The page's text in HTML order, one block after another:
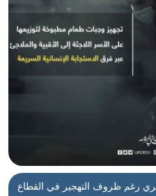
رغم ظروف التهجير في القطاع